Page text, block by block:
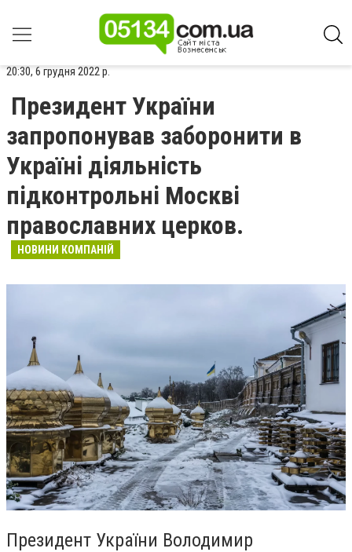
20:30, 6 грудня 2022 р.
Президент України
запропонував заборонити в
Україні діяльність
підконтрольні Москві
православних церков.
НОВИНИ КОМПАНІЙ
Президент України Володимир